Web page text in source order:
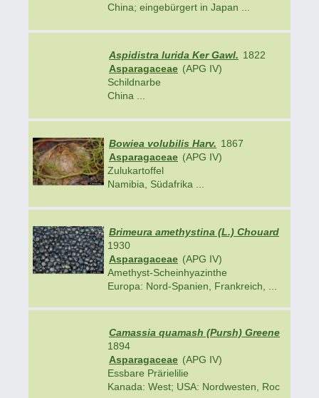
China; eingebürgert in Japan ...
Aspidistra lurida Ker Gawl. 1822
Asparagaceae (APG IV)
Schildnarbe
China ...
Bowiea volubilis Harv. 1867
Asparagaceae (APG IV)
Zulukartoffel
Namibia, Südafrika ...
Brimeura amethystina (L.) Chouard
1930
Asparagaceae (APG IV)
Amethyst-Scheinhyazinthe
Europa: Nord-Spanien, Frankreich, ...
Camassia quamash (Pursh) Greene
1894
Asparagaceae (APG IV)
Essbare Prärielilie
Kanada: West; USA: Nordwesten, Roc